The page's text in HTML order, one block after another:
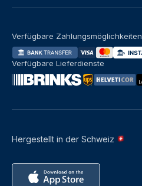
Hergestellt in der Schweiz
Verfügbare Zahlungsmöglichkeiten
Verfügbare Lieferdienste